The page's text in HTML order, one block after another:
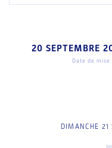
20 SEPTEMBRE
Date de mise
DIMANCHE